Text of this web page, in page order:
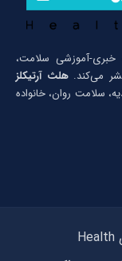
مجله خبری-آموزشی سلامت،
می‌کند.هلث آرتیکلز
سلامت روان، خانواده
تمامی حقوق مادی و معنوی این سایت برای Health